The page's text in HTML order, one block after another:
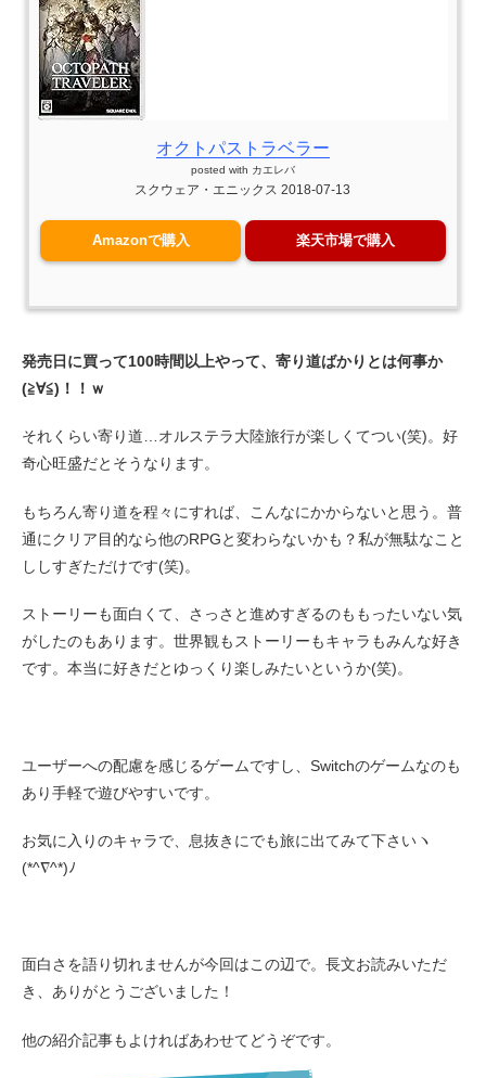
オクトパストラベラー
posted with カエレバ
スクウェア・エニックス 2018-07-13
Amazonで購入 楽天市場で購入
発売日に買って100時間以上やって、寄り道ばかりとは何事か
(≧∀≦)！！ｗ
それくらい寄り道…オルステラ大陸旅行が楽しくてつい(笑)。好
奇心旺盛だとそうなります。
もちろん寄り道を程々にすれば、こんなにかからないと思う。普
通にクリア目的なら他のRPGと変わらないかも？私が無駄なこと
ししすぎただけです(笑)。
ストーリーも面白くて、さっさと進めすぎるのももったいない気
がしたのもあります。世界観もストーリーもキャラもみんな好き
です。本当に好きだとゆっくり楽しみたいというか(笑)。
ユーザーへの配慮を感じるゲームですし、Switchのゲームなのも
あり手軽で遊びやすいです。
お気に入りのキャラで、息抜きにでも旅に出てみて下さいヽ
(*^∇^*)ﾉ
面白さを語り切れませんが今回はこの辺で。長文お読みいただ
き、ありがとうございました！
他の紹介記事もよければあわせてどうぞです。